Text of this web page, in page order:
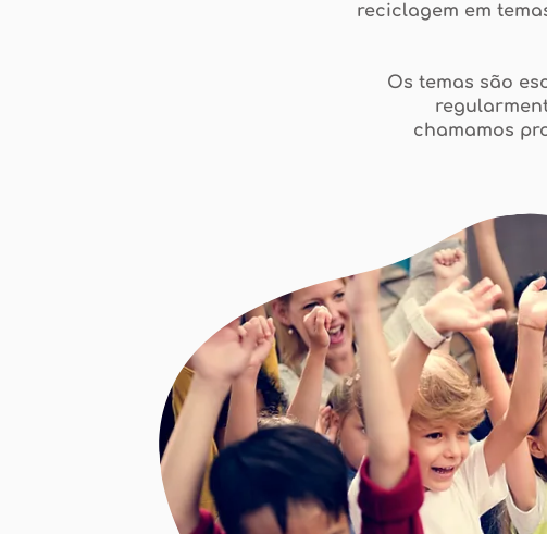
reciclagem em
Os temas são
chamamos